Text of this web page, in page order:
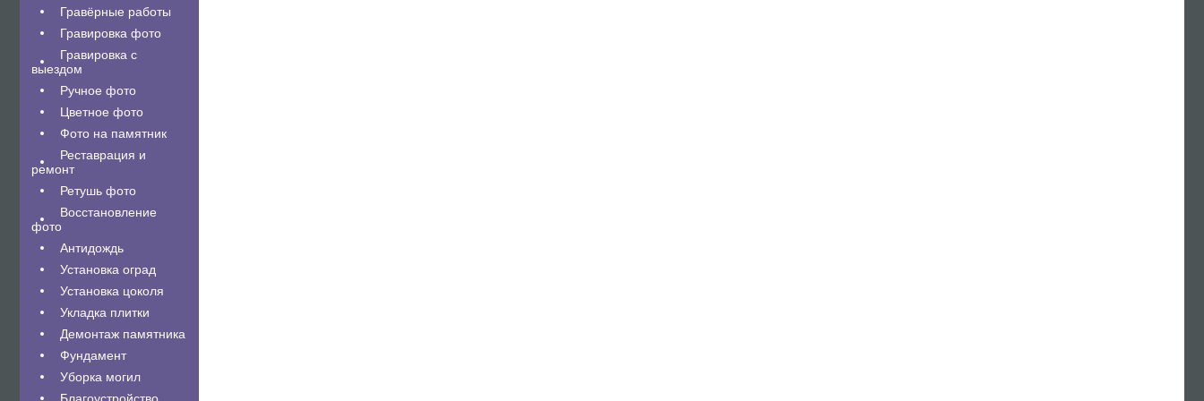
Гравëрные работы
Гравировка фото
Гравировка с
выездом
Ручное фото
Цветное фото
Фото на памятник
Реставрация и
ремонт
Ретушь фото
Восстановление
фото
Антидождь
Установка оград
Установка цоколя
Укладка плитки
Демонтаж памятника
Фундамент
Уборка могил